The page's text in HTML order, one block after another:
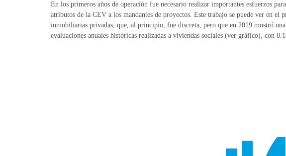
En los primeros años de operación fue necesario realizar importantes esfuerzos
atributos de la CEV a los mandantes de proyectos. Este trabajo se puede ver en el
inmobiliarias privadas, que, al principio, fue discreta, pero que en 2019 mostró
evaluaciones anuales históricas realizadas a viviendas sociales (ver gráfico), con